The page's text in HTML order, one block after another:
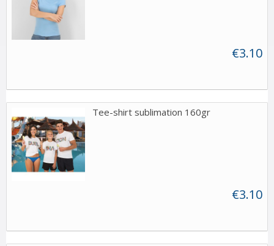
€3.10
Tee-shirt sublimation 160gr
€3.10